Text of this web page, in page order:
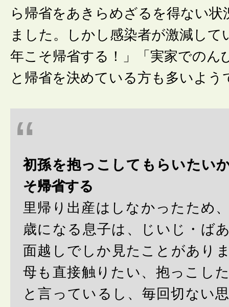
ら帰省をあきらめざるを得ない状
ました。しかし感染者が激減して
年こそ帰省する！」「実家でのん
と帰省を決めている方も多いよう
初孫を抱っこしてもらいたい
そ帰省する
里帰り出産はしなかったため
歳になる息子は、じいじ・ば
面越しでしか見たことがあり
母も直接触りたい、抱っこし
と言っているし、毎回切ない